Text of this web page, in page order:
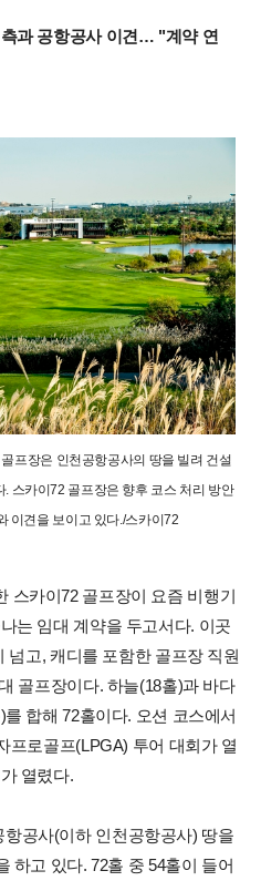
과 공항공사 이견… "계약 연
프장은 인천공항공사의 땅을 빌려 건설
스카이72 골프장은 향후 코스 처리 방안
이견을 보이고 있다./스카이72
스카이72 골프장이 요즘 비행기
는 임대 계약을 두고서다. 이곳
넘고, 캐디를 포함한 골프장 직원
골프장이다. 하늘(18홀)과 바다
를 합해 72홀이다. 오션 코스에서
프로골프(LPGA) 투어 대회가 열
열렸다.
공사(이하 인천공항공사) 땅을
하고 있다. 72홀 중 54홀이 들어